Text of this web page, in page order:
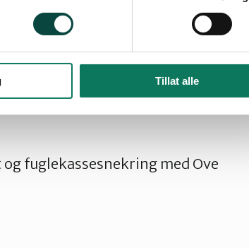
Tillat alle
Terje Valen Hoihjelle
Terje Valen Hoihjelle
fuglekassesnekring med Ove